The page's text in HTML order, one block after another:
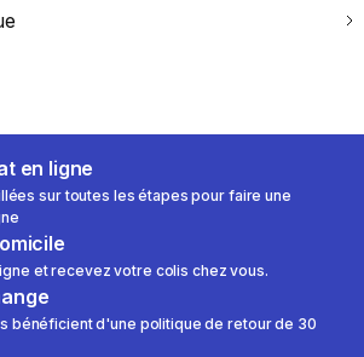
en ligne
sur toutes les étapes pour faire une
et recevez votre colis chez vous.
bénéficient d'une politique de retour de 30